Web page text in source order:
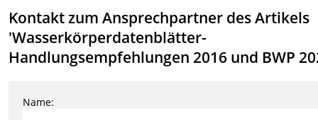
Kontakt zum Ansprechpartner des Artikels
'Wasserkörperdatenblätter-
Handlungsempfehlungen 2016 und BWP
Name: